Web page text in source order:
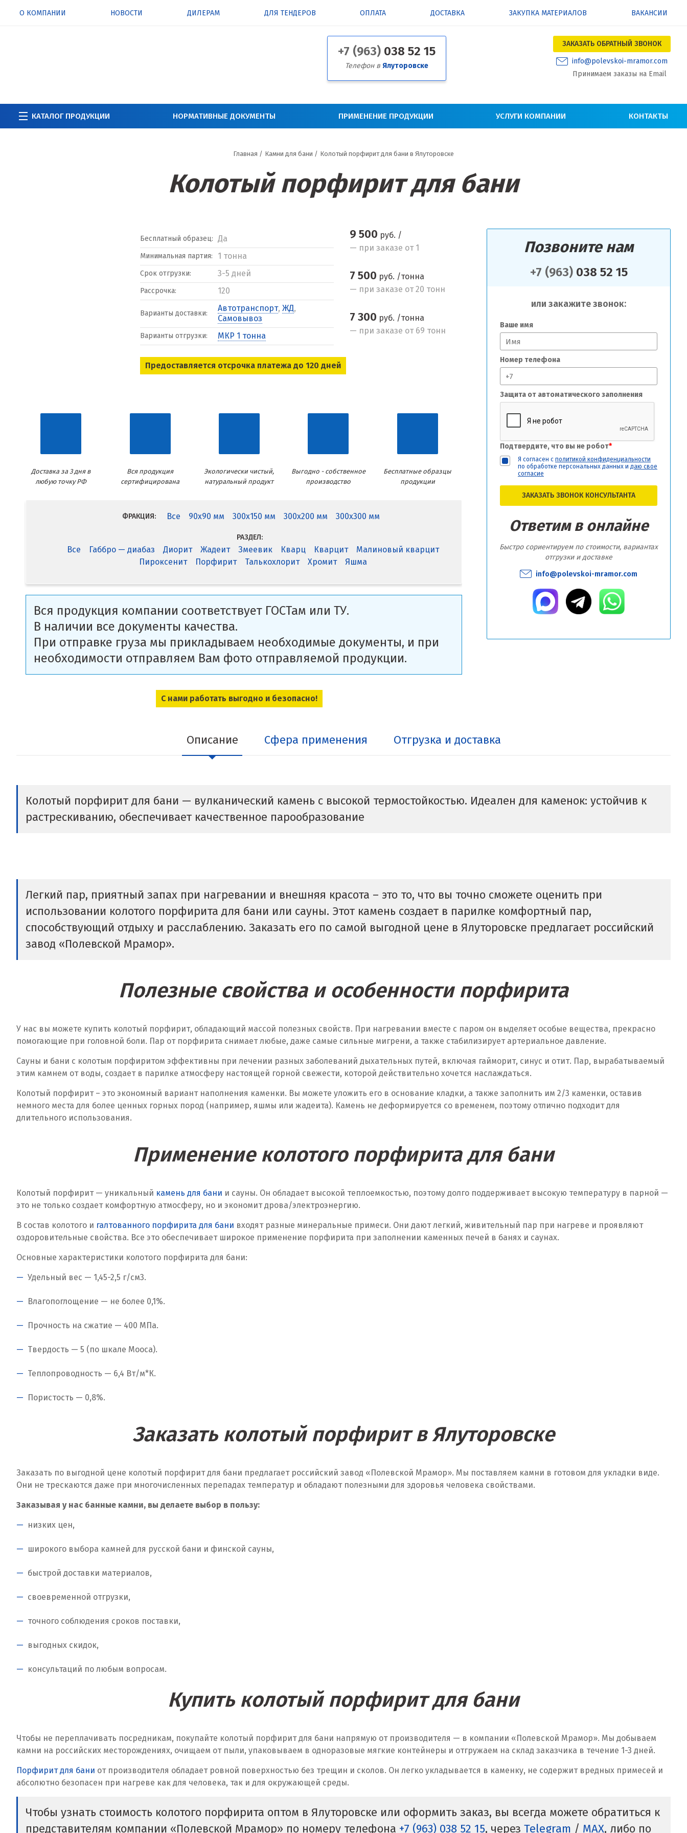
О КОМПАНИИ НОВОСТИ ДИЛЕРАМ ДЛЯ ТЕНДЕРОВ ОПЛАТА ДОСТАВКА ЗАКУПКА МАТЕРИАЛОВ ВАКАНСИИ
+7 (963) 038 52 15
Телефон в Ялуторовске
ЗАКАЗАТЬ ОБРАТНЫЙ ЗВОНОК
info@polevskoi-mramor.com
Принимаем заказы на Email
КАТАЛОГ ПРОДУКЦИИ НОРМАТИВНЫЕ ДОКУМЕНТЫ ПРИМЕНЕНИЕ ПРОДУКЦИИ УСЛУГИ КОМПАНИИ КОНТАКТЫ
Главная / Камни для бани / Колотый порфирит для бани в Ялуторовске
Колотый порфирит для бани
Позвоните нам
+7 (963)038 52 15
или закажите звонок:
Ваше имя
Номер телефона
Защита от автоматического заполнения
Подтвердите, что вы не робот*
Я согласен с политикой конфиденциальности
по обработке персональных данных и даю свое
согласие
ЗАКАЗАТЬ ЗВОНОК КОНСУЛЬТАНТА
Ответим в онлайне
Быстро сориентируем по стоимости, вариантах
отгрузки и доставке
info@polevskoi-mramor.com
Бесплатный образец: Да
Минимальная партия: 1 тонна
Срок отгрузки: 3-5 дней
Рассрочка: 120
Варианты доставки:
Автотранспорт, ЖД,
Самовывоз
Варианты отгрузки: МКР 1 тонна
Предоставляется отсрочка платежа до 120 дней
9 500 руб. /
— при заказе от 1
7 500 руб. /тонна
— при заказе от 20 тонн
7 300 руб. /тонна
— при заказе от 69 тонн
Доставка за 3 дня в
любую точку РФ
Вся продукция
сертифицирована
Экологически чистый,
натуральный продукт
Выгодно - собственное
производство
Бесплатные образцы
продукции
ФРАКЦИЯ: Все 90x90 мм 300x150 мм 300x200 мм 300x300 мм
РАЗДЕЛ:
Все Габбро — диабаз Диорит Жадеит Змеевик Кварц Кварцит
Малиновый кварцит
Пироксенит
Порфирит Талькохлорит Хромит Яшма
Вся продукция компании соответствует ГОСТам или ТУ.
В наличии все документы качества.
При отправке груза мы прикладываем необходимые документы, и при
необходимости отправляем Вам фото отправляемой продукции.
С нами работать выгодно и безопасно!
Описание Сфера применения Отгрузка и доставка
Колотый порфирит для бани — вулканический камень с высокой термостойкостью. Идеален для каменок: устойчив к
растрескиванию, обеспечивает качественное парообразование
Легкий пар, приятный запах при нагревании и внешняя красота – это то, что вы точно сможете оценить при
использовании колотого порфирита для бани или сауны. Этот камень создает в парилке комфортный пар,
способствующий отдыху и расслаблению. Заказать его по самой выгодной цене в Ялуторовске предлагает российский
завод «Полевской Мрамор».
Полезные свойства и особенности порфирита
У нас вы можете купить колотый порфирит, обладающий массой полезных свойств. При нагревании вместе с паром он выделяет особые вещества, прекрасно
помогающие при головной боли. Пар от порфирита снимает любые, даже самые сильные мигрени, а также стабилизирует артериальное давление.
Сауны и бани с колотым порфиритом эффективны при лечении разных заболеваний дыхательных путей, включая гайморит, синус и отит. Пар, вырабатываемый
этим камнем от воды, создает в парилке атмосферу настоящей горной свежести, которой действительно хочется наслаждаться.
Колотый порфирит – это экономный вариант наполнения каменки. Вы можете уложить его в основание кладки, а также заполнить им 2/3 каменки, оставив
немного места для более ценных горных пород (например, яшмы или жадеита). Камень не деформируется со временем, поэтому отлично подходит для
длительного использования.
Применение колотого порфирита для бани
Колотый порфирит — уникальный камень для бани и сауны. Он обладает высокой теплоемкостью, поэтому долго поддерживает высокую температуру в парной —
это не только создает комфортную атмосферу, но и экономит дрова/электроэнергию.
В состав колотого и галтованного порфирита для бани входят разные минеральные примеси. Они дают легкий, живительный пар при нагреве и проявляют
оздоровительные свойства. Все это обеспечивает широкое применение порфирита при заполнении каменных печей в банях и саунах.
Основные характеристики колотого порфирита для бани:
Удельный вес — 1,45-2,5 г/см3.
Влагопоглощение — не более 0,1%.
Прочность на сжатие — 400 МПа.
Твердость — 5 (по шкале Мооса).
Теплопроводность — 6,4 Вт/м*К.
Пористость — 0,8%.
Заказать колотый порфирит в Ялуторовске
Заказать по выгодной цене колотый порфирит для бани предлагает российский завод «Полевской Мрамор». Мы поставляем камни в готовом для укладки виде.
Они не трескаются даже при многочисленных перепадах температур и обладают полезными для здоровья человека свойствами.
Заказывая у нас банные камни, вы делаете выбор в пользу:
низких цен,
широкого выбора камней для русской бани и финской сауны,
быстрой доставки материалов,
своевременной отгрузки,
точного соблюдения сроков поставки,
выгодных скидок,
консультаций по любым вопросам.
Купить колотый порфирит для бани
Чтобы не переплачивать посредникам, покупайте колотый порфирит для бани напрямую от производителя — в компании «Полевской Мрамор». Мы добываем
камни на российских месторождениях, очищаем от пыли, упаковываем в одноразовые мягкие контейнеры и отгружаем на склад заказчика в течение 1-3 дней.
Порфирит для бани от производителя обладает ровной поверхностью без трещин и сколов. Он легко укладывается в каменку, не содержит вредных примесей и
абсолютно безопасен при нагреве как для человека, так и для окружающей среды.
Чтобы узнать стоимость колотого порфирита оптом в Ялуторовске или оформить заказ, вы всегда можете обратиться к
представителям компании «Полевской Мрамор» по номеру телефона +7 (963) 038 52 15, через Telegram / MAX, либо по